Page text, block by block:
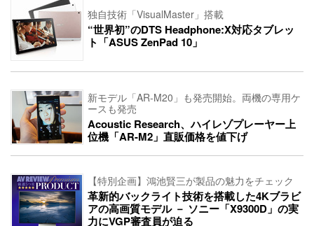
独自技術「VisualMaster」搭載
“世界初”のDTS Headphone:X対応タブレッ
ト「ASUS ZenPad 10」
新モデル「AR-M20」も発売開始。両機の専用ケ
ースも発売
Acoustic Research、ハイレゾプレーヤー上
位機「AR-M2」直販価格を値下げ
【特別企画】鴻池賢三が製品の魅力をチェック
革新的バックライト技術を搭載した4Kブラビ
アの高画質モデル － ソニー「X9300D」の実
力にVGP審査員が迫る